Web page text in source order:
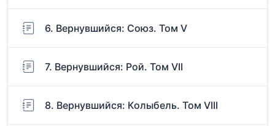
6. Вернувшийся: Союз. Том V
7. Вернувшийся: Рой. Том VII
8. Вернувшийся: Колыбель. Том VIII